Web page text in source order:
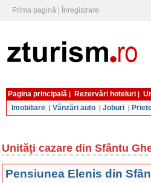
Prima pagină Înregistrare
Pagina principală | Rezervări hoteluri |
Imobiliare | Vânzări auto | Joburi |
Unităţi cazare din Sfântu
Pensiunea Elenis din